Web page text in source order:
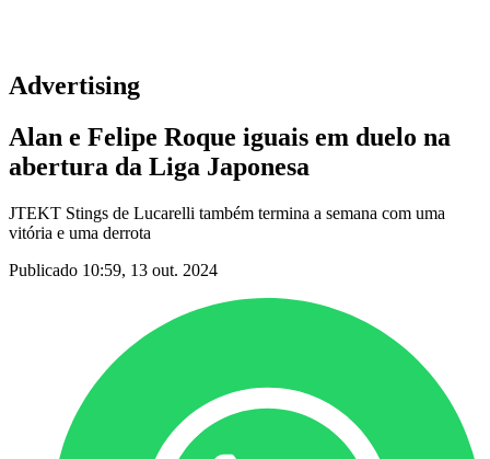
Advertising
Alan e Felipe Roque iguais em duelo na
abertura da Liga Japonesa
JTEKT Stings de Lucarelli também termina a semana com uma
vitória e uma derrota
Publicado 10:59, 13 out. 2024